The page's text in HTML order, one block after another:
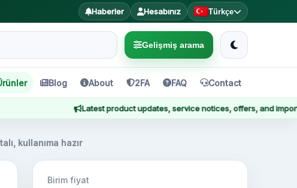
Haberler Hesabınız Türkçe
Gelişmiş arama
Blog About 2FA FAQ Contact
Latest product updates, service notices, offers, and important
kullanıma hazır
Birim fiyat